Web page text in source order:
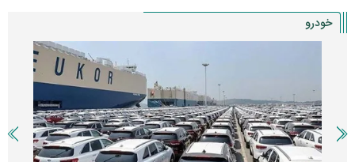
خودرو